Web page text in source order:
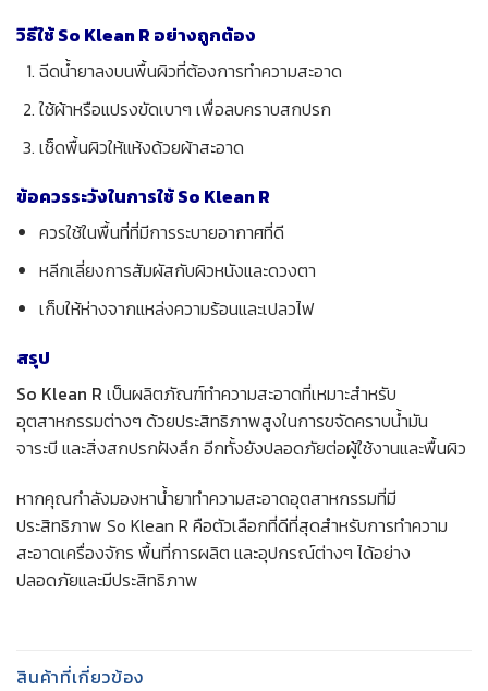
วิธีใช้ So Klean R อย่างถูกต้อง
ฉีดน้ำยาลงบนพื้นผิวที่ต้องการทำความสะอาด
ใช้ผ้าหรือแปรงขัดเบาๆ เพื่อลบคราบสกปรก
เช็ดพื้นผิวให้แห้งด้วยผ้าสะอาด
ข้อควรระวังในการใช้ So Klean R
ควรใช้ในพื้นที่ที่มีการระบายอากาศที่ดี
หลีกเลี่ยงการสัมผัสกับผิวหนังและดวงตา
เก็บให้ห่างจากแหล่งความร้อนและเปลวไฟ
สรุป
So Klean R เป็นผลิตภัณฑ์ทำความสะอาดที่เหมาะสำหรับ
อุตสาหกรรมต่างๆ ด้วยประสิทธิภาพสูงในการขจัดคราบน้ำมัน
จาระบี และสิ่งสกปรกฝังลึก อีกทั้งยังปลอดภัยต่อผู้ใช้งานและพื้นผิว
หากคุณกำลังมองหาน้ำยาทำความสะอาดอุตสาหกรรมที่มี
ประสิทธิภาพ So Klean R คือตัวเลือกที่ดีที่สุดสำหรับการทำความ
สะอาดเครื่องจักร พื้นที่การผลิต และอุปกรณ์ต่างๆ ได้อย่าง
ปลอดภัยและมีประสิทธิภาพ
สินค้าที่เกี่ยวข้อง